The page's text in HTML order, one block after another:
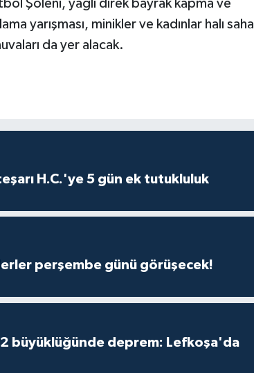
Şöleni, yağlı direk bayrak kapma ve
yarışması, minikler ve kadınlar halı saha
da yer alacak.
H.C.'ye 5 gün ek tutukluluk
perşembe günü görüşecek!
büyüklüğünde deprem: Lefkoşa'da